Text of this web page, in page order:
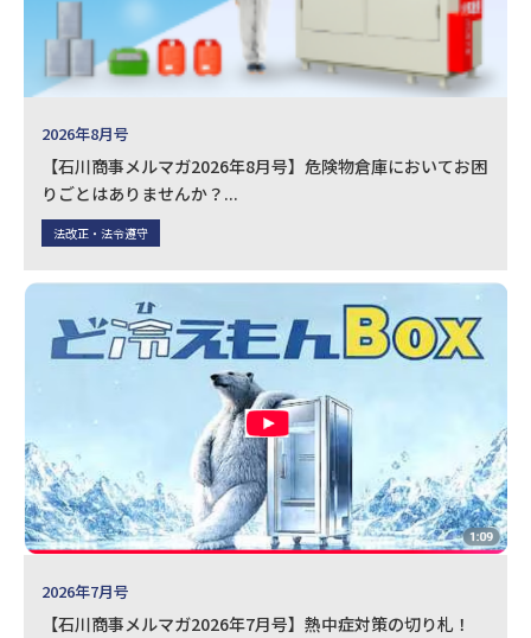
2026年8月号
【石川商事メルマガ2026年8月号】危険物倉庫においてお困
りごとはありませんか？...
法改正・法令遵守
2026年7月号
【石川商事メルマガ2026年7月号】熱中症対策の切り札！